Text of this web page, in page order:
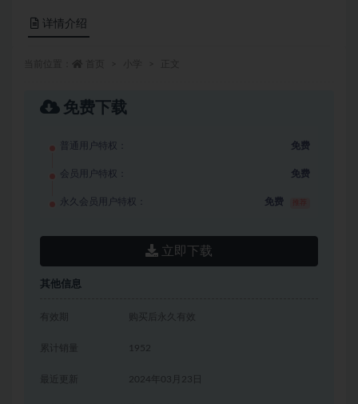
详情介绍
免费下载
普通用户特权： 免费
会员用户特权： 免费
永久会员用户特权： 免费
立即下载
其他信息
有效期 购买后永久有效
累计销量 1952
2024年03月23日